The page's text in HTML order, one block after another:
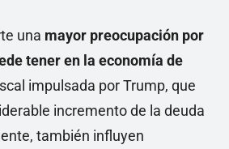
una mayor preocupación por
tener en la economía de
impulsada por Trump, que
incremento de la deuda
también influyen